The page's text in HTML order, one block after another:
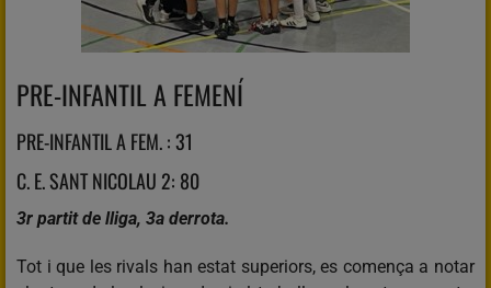
PRE-INFANTIL A FEMENÍ
PRE-INFANTIL A FEM. : 31
C. E. SANT NICOLAU 2: 80
3r partit de lliga, 3a derrota.
Tot i que les rivals han estat superiors, es comença a notar